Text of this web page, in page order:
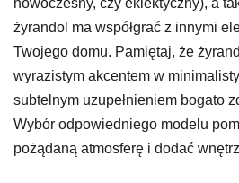
żyrandol ma współgrać z innymi
Twojego domu. Pamiętaj, że
wyrazistym akcentem w
subtelnym uzupełnieniem bogato
Wybór odpowiedniego modelu
pożądaną atmosferę i dodać